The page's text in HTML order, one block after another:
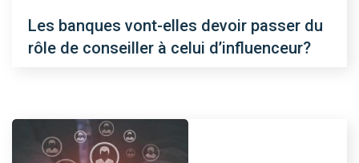
Les banques vont-elles devoir passer du
rôle de conseiller à celui d’influenceur?